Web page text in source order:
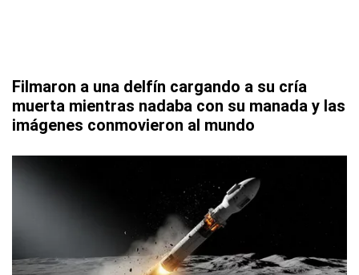
Filmaron a una delfín cargando a su cría
muerta mientras nadaba con su manada y las
imágenes conmovieron al mundo